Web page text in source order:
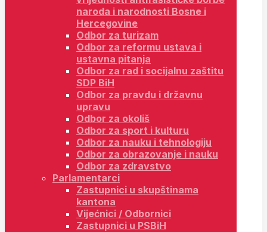
naroda i narodnosti Bosne i
Hercegovine
Odbor za turizam
Odbor za reformu ustava i
ustavna pitanja
Odbor za rad i socijalnu zaštitu
SDP BiH
Odbor za pravdu i državnu
upravu
Odbor za okoliš
Odbor za sport i kulturu
Odbor za nauku i tehnologiju
Odbor za obrazovanje i nauku
Odbor za zdravstvo
Parlamentarci
Zastupnici u skupštinama
kantona
Vijećnici / Odbornici
Zastupnici u PSBiH